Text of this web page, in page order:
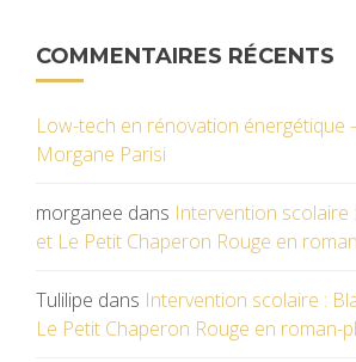
COMMENTAIRES RÉCENTS
Low-tech en rénovation énergétique
Morgane Parisi
morganee dans Intervention scolaire
et Le Petit Chaperon Rouge en
Tulilipe dans Intervention scolaire :
Le Petit Chaperon Rouge en roman-